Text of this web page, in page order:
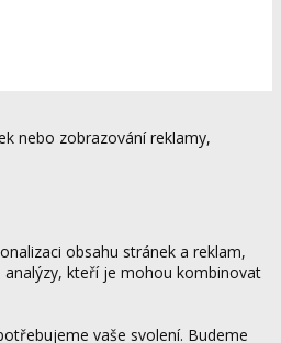
nebo zobrazování reklamy,
obsahu stránek a reklam,
analýzy, kteří je mohou kombinovat
vaše svolení. Budeme